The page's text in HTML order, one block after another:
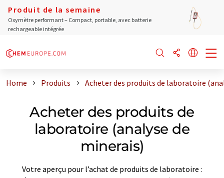
Produit de la semaine
Oxymètre performant – Compact, portable, avec batterie
rechargeable intégrée
Home Produits Acheter des produits de laboratoire
Acheter des produits de
laboratoire (analyse de
minerais)
Votre aperçu pour l’achat de produits de laboratoire :